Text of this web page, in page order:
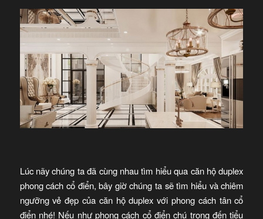
Lúc nãy chúng ta đã cùng nhau tìm hiểu qua căn hộ duplex
phong cách cổ điển, bây giờ chúng ta sẽ tìm hiểu và chiêm
ngưỡng vẻ đẹp của căn hộ duplex với phong cách tân cổ
điển nhé! Nếu như phong cách cổ điển chú trọng đến tiểu